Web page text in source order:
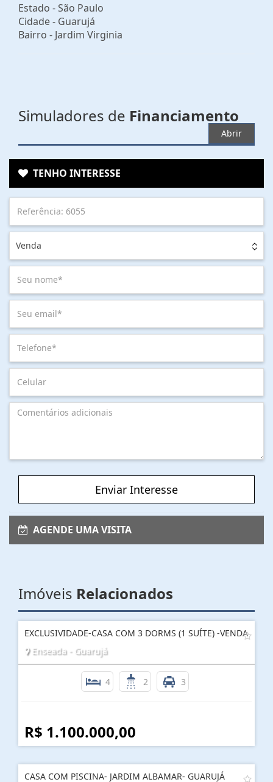
Estado -São Paulo
Cidade - Guarujá
Bairro - Jardim Virginia
Simuladores de Financiamento
Abrir
TENHO INTERESSE
Venda
Enviar Interesse
AGENDE UMA VISITA
Imóveis Relacionados
EXCLUSIVIDADE-CASA COM 3 DORMS (1 SUÍTE) -VENDA
Enseada - Guarujá
4 2 3
R$ 1.100.000,00
CASA COM PISCINA- JARDIM ALBAMAR- GUARUJÁ